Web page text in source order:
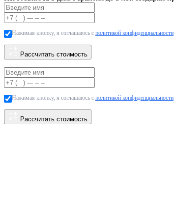
Нажимая кнопку, я соглашаюсь с политикой конфиденциальности
Рассчитать стоимость
Нажимая кнопку, я соглашаюсь с политикой конфиденциальности
Рассчитать стоимость